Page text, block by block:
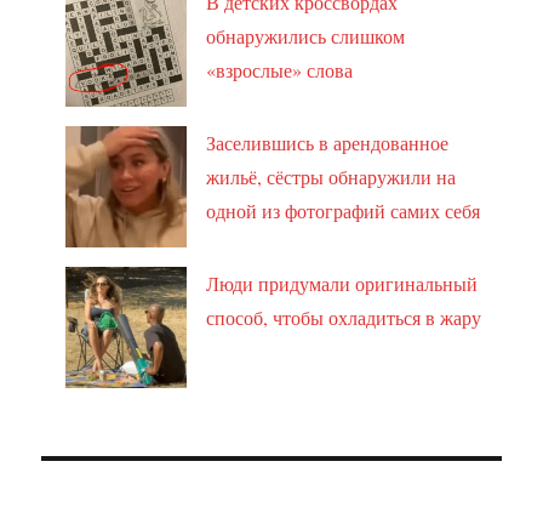
обнаружились слишком
«взрослые» слова
Заселившись в арендованное
жильё, сёстры обнаружили на
одной из фотографий самих себя
Люди придумали оригинальный
способ, чтобы охладиться в жару